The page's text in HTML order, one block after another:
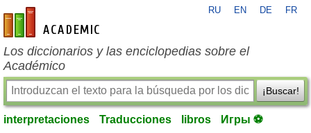
es-academic.com
RU EN DE FR
Los diccionarios y las enciclopedias sobre el
Académico
¡Buscar!
interpretaciones Traducciones libros Игры ⚽